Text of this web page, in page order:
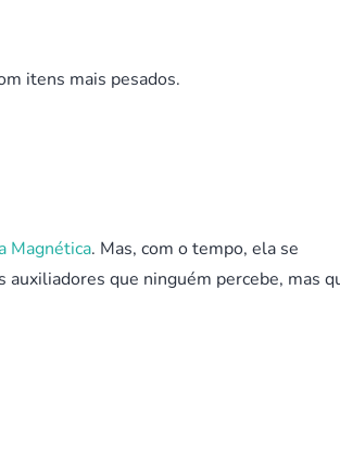
itens mais pesados.
Magnética. Mas, com o tempo, ela se
auxiliadores que ninguém percebe, mas